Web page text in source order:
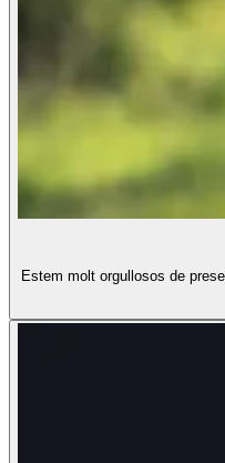
Estem molt orgullosos de